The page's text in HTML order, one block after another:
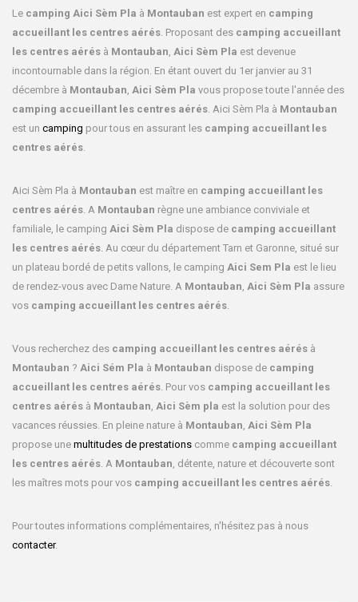
Le camping Aici Sèm Pla à Montauban est expert en camping
accueillant les centres aérés . Proposant des camping accueillant
les centres aérés à Montauban Aici Sèm Pla est devenue
incontournable dans la région. En étant ouvert du 1er janvier au 31
décembre à Montauban Aici Sèm Pla vous propose toute l'année des
camping accueillant les centres aérés . Aici Sèm Pla à Montauban
est un camping pour tous en assurant les camping accueillant les
centres aérés
Aici Sèm Pla à Montauban est maître en camping accueillant les
centres aérés . A Montauban règne une ambiance conviviale et
familiale, le camping Aici Sèm Pla dispose de camping accueillant
les centres aérés . Au cœur du département Tarn et Garonne, situé sur
un plateau bordé de petits vallons, le camping Aici Sem Pla est le lieu
de rendez-vous avec Dame Nature. A Montauban Aici Sèm Pla assure
vos camping accueillant les centres aérés
Vous recherchez des camping accueillant les centres aérés à
Montauban ? Aici Sém Pla à Montauban dispose de camping
accueillant les centres aérés . Pour vos camping accueillant les
centres aérés à Montauban Aici Sèm pla est la solution pour des
vacances réussies. En pleine nature à Montauban Aici Sèm Pla
propose une multitudes de prestations comme camping accueillant
les centres aérés . A Montauban , détente, nature et découverte sont
les maîtres mots pour vos camping accueillant les centres aérés
Pour toutes informations complémentaires, n'hésitez pas à nous
contacter.